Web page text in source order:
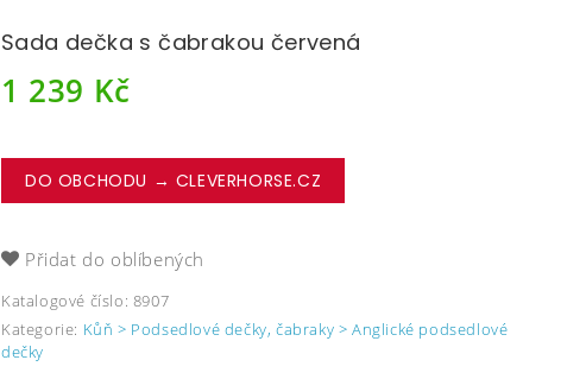
Sada dečka s čabrakou červená
1 239 Kč
DO OBCHODU → CLEVERHORSE.CZ
Přidat do oblíbených
Katalogové číslo: 8907
Kategorie: Kůň > Podsedlové dečky, čabraky > Anglické podsedlové
dečky